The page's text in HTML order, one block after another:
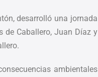
desarrolló una jornada
de Caballero, Juan Díaz y
ambientales